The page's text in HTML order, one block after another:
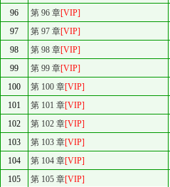
96
第 96 章[VIP]
97
第 97 章[VIP]
98
第 98 章[VIP]
99
第 99 章[VIP]
100
第 100 章[VIP]
101
第 101 章[VIP]
102
第 102 章[VIP]
103
第 103 章[VIP]
104
第 104 章[VIP]
105
第 105 章[VIP]